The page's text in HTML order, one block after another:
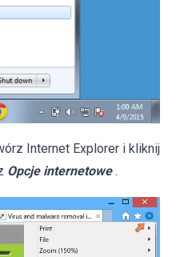
Internet Explorer i kliknij
Opcje internetowe .